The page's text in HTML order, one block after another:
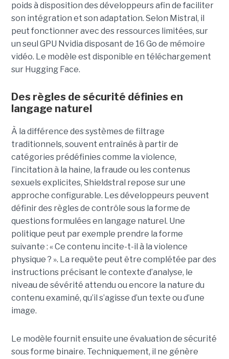
poids à disposition des développeurs afin de faciliter
son intégration et son adaptation. Selon Mistral, il
peut fonctionner avec des ressources limitées, sur
un seul GPU Nvidia disposant de 16 Go de mémoire
vidéo. Le modèle est disponible en téléchargement
sur Hugging Face.
Des règles de sécurité définies en
langage naturel
À la différence des systèmes de filtrage
traditionnels, souvent entraînés à partir de
catégories prédéfinies comme la violence,
l’incitation à la haine, la fraude ou les contenus
sexuels explicites, Shieldstral repose sur une
approche configurable. Les développeurs peuvent
définir des règles de contrôle sous la forme de
questions formulées en langage naturel. Une
politique peut par exemple prendre la forme
suivante : « Ce contenu incite-t-il à la violence
physique ? ». La requête peut être complétée par des
instructions précisant le contexte d’analyse, le
niveau de sévérité attendu ou encore la nature du
contenu examiné, qu’il s’agisse d’un texte ou d’une
image.
Le modèle fournit ensuite une évaluation de sécurité
sous forme binaire. Techniquement, il ne génère